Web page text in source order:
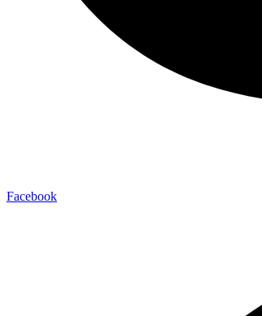
Facebook